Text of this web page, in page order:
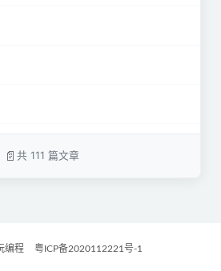
共 111 篇文章
编程 粤ICP备2020112221号-1